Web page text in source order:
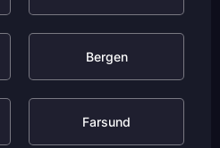
Bergen
Farsund